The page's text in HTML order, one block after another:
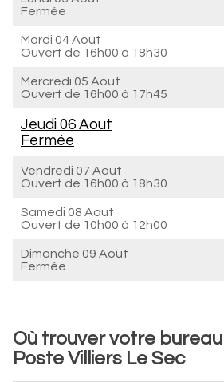
Fermée
Mardi 04 Aout
Ouvert de 16h00 à 18h30
Mercredi 05 Aout
Ouvert de 16h00 à 17h45
Jeudi 06 Aout
Fermée
Vendredi 07 Aout
Ouvert de 16h00 à 18h30
Samedi 08 Aout
Ouvert de 10h00 à 12h00
Dimanche 09 Aout
Fermée
Où trouver votre
Poste Villiers Le Sec